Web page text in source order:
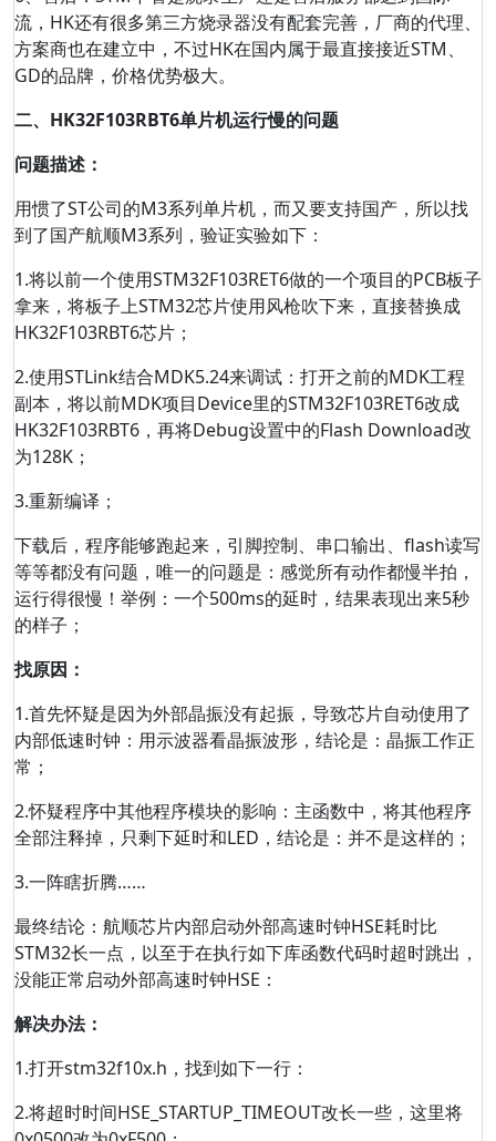
流，HK还有很多第三方烧录器没有配套完善，厂商的代理、
方案商也在建立中，不过HK在国内属于最直接接近STM、
GD的品牌，价格优势极大。
二、HK32F103RBT6单片机运行慢的问题
问题描述：
用惯了ST公司的M3系列单片机，而又要支持国产，所以找
到了国产航顺M3系列，验证实验如下：
1.将以前一个使用STM32F103RET6做的一个项目的PCB板子
拿来，将板子上STM32芯片使用风枪吹下来，直接替换成
HK32F103RBT6芯片；
2.使用STLink结合MDK5.24来调试：打开之前的MDK工程
副本，将以前MDK项目Device里的STM32F103RET6改成
HK32F103RBT6，再将Debug设置中的Flash Download改
为128K；
3.重新编译；
下载后，程序能够跑起来，引脚控制、串口输出、flash读写
等等都没有问题，唯一的问题是：感觉所有动作都慢半拍，
运行得很慢！举例：一个500ms的延时，结果表现出来5秒
的样子；
找原因：
1.首先怀疑是因为外部晶振没有起振，导致芯片自动使用了
内部低速时钟：用示波器看晶振波形，结论是：晶振工作正
常；
2.怀疑程序中其他程序模块的影响：主函数中，将其他程序
全部注释掉，只剩下延时和LED，结论是：并不是这样的；
3.一阵瞎折腾……
最终结论：航顺芯片内部启动外部高速时钟HSE耗时比
STM32长一点，以至于在执行如下库函数代码时超时跳出，
没能正常启动外部高速时钟HSE：
解决办法：
1.打开stm32f10x.h，找到如下一行：
2.将超时时间HSE_STARTUP_TIMEOUT改长一些，这里将